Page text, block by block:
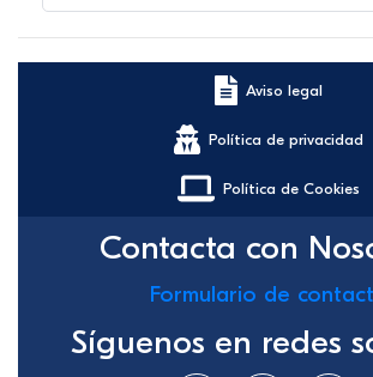
Aviso legal
Política de privacidad
Política de Cookies
Contacta con
Formulario de
Síguenos en redes